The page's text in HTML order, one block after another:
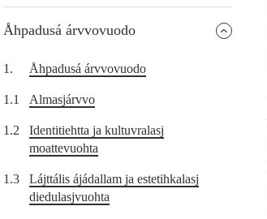
Åhpadusá árvvovuodo
1. Åhpadusá árvvovuodo
1.1 Almasjárvvo
1.2
Identitiehtta ja kultuvralasj
moattevuohta
1.3
Lájttális ájádallam ja estetihkalasj
diedulasjvuohta